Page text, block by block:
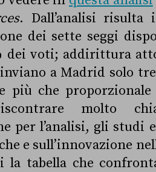
. Dall’analisi
dei sette seggi
dei voti; addirittura
inviano a Madrid solo
più che
molto
per l’analisi, gli studi
e sull’innovazione
tabella che